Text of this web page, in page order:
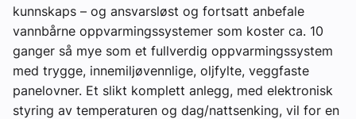
kunnskaps – og ansvarsløst og fortsatt anbefale
vannbårne oppvarmingssystemer som koster ca. 10
ganger så mye som et fullverdig oppvarmingssystem
med trygge, innemiljøvennlige, oljfylte, veggfaste
panelovner. Et slikt komplett anlegg, med elektronisk
styring av temperaturen og dag/nattsenking, vil for en